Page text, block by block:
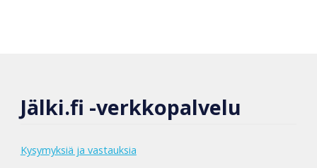
Jälki.fi -verkkopalvelu
Kysymyksiä ja vastauksia